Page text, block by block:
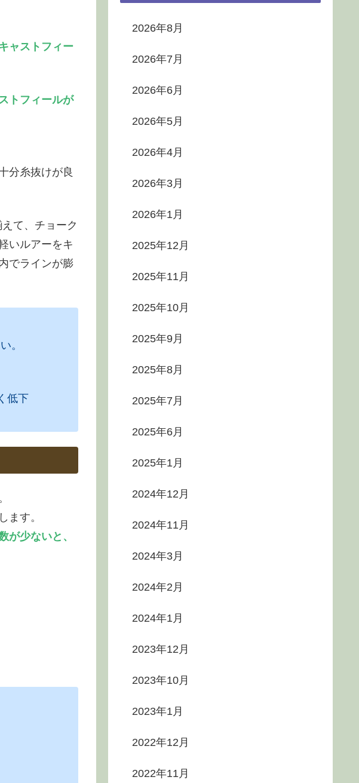
ャストフィー
トフィールが
分糸抜けが良
て、チョーク
いルアーをキ
でラインが膨
。
低下
ます。
が少ないと、
2026年8月
2026年7月
2026年6月
2026年5月
2026年4月
2026年3月
2026年1月
2025年12月
2025年11月
2025年10月
2025年9月
2025年8月
2025年7月
2025年6月
2025年1月
2024年12月
2024年11月
2024年3月
2024年2月
2024年1月
2023年12月
2023年10月
2023年1月
2022年12月
2022年11月